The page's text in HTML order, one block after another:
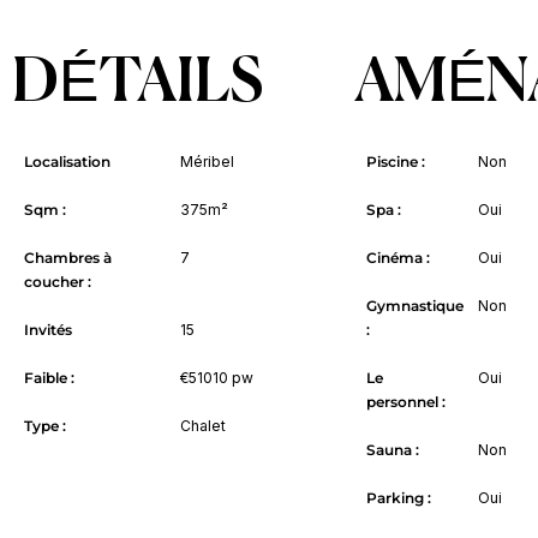
DÉTAILS
Localisation Méribel
Sqm : 375m²
Chambres à
coucher :
7
Invités 15
Faible : €51010 pw
Type : Chalet
Piscine : Non
Spa : Oui
Cinéma : Oui
Gymnastique
:
Non
Le
personnel :
Oui
Sauna : Non
Parking : Oui